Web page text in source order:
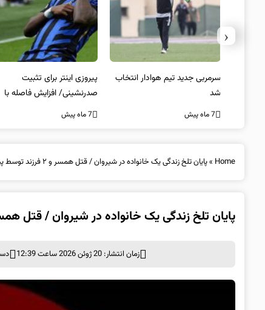
سرمربی جدید تیم هوادار انتخاب
شد
7 ماه پیش
پیروزی اینتر برای تثبیت
صدرنشینی/ افزایش فاصله با
ناپولی
7 ماه پیش
‹
Home
»پایان تلخ زندگی یک خانواده در شیروان / قتل همسر و ۲ فرزند توسط پدر خانواده
پایان تلخ زندگی یک خانواده در شیروان / قتل همسر و ۲ فرزند توسط پدر
زمان انتشار: 20 ژوئن 2026 ساعت 12:39